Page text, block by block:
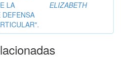
LA
DEFENSA
ELIZABETH